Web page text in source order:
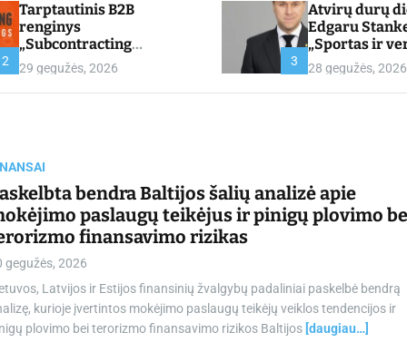
2
Tarptautinis B2B
renginys
„Subcontracting
Meetings 2026“ –
chamber.lt
29 gegužės, 2026 3
Atvirų durų
Edgaru
„Sportas ir
partnerystės,
kuria vertę“ –
chamber.lt
28 gegužės, 2026
bendra Baltijos šalių analizė apie
paslaugų teikėjus ir pinigų plovimo
finansavimo rizikas
gegužės, 2026
Latvijos ir Estijos finansinių žvalgybų padaliniai paskelbė bendrą
kurioje įvertintos mokėjimo paslaugų teikėjų veiklos tendencijos ir
plovimo bei terorizmo finansavimo rizikos Baltijos [daugiau…]